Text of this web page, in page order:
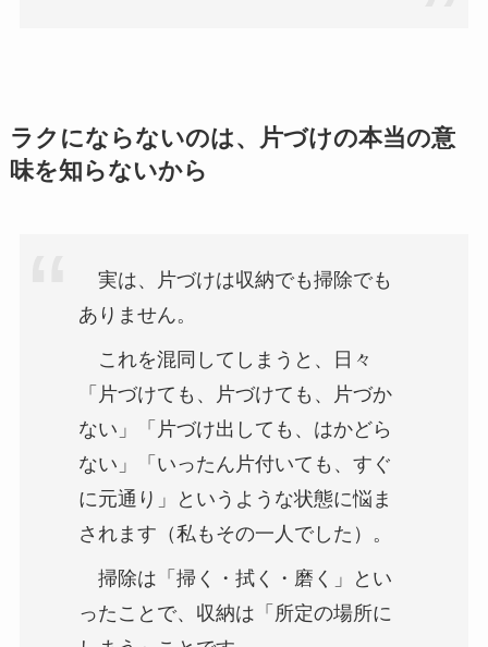
ラクにならないのは、片づけの本当の意
味を知らないから
実は、片づけは収納でも掃除でも
ありません。
これを混同してしまうと、日々
「片づけても、片づけても、片づか
ない」「片づけ出しても、はかどら
ない」「いったん片付いても、すぐ
に元通り」というような状態に悩ま
されます（私もその一人でした）。
掃除は「掃く・拭く・磨く」とい
ったことで、収納は「所定の場所に